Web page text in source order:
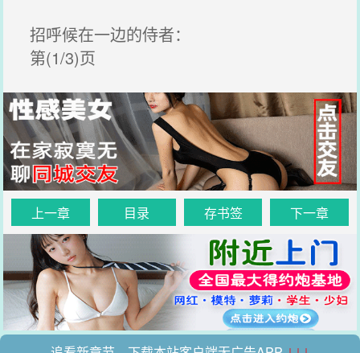
招呼候在一边的侍者：
第(1/3)页
上一章 目录 存书签 下一章